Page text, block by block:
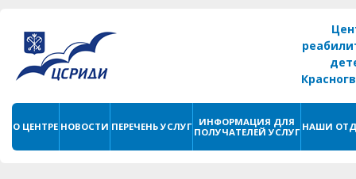
О ЦЕНТРЕ НОВОСТИ ПЕРЕЧЕНЬ УСЛУГ
ИНФОРМАЦИЯ ДЛЯ
ПОЛУЧАТЕЛЕЙ УСЛУГ НАШИ